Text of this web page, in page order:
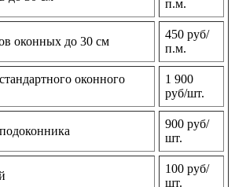
п.м.
оконных до 30 см
450 руб/
п.м.
оконного
1 900
руб/шт.
900 руб/
шт.
100 руб/
шт.